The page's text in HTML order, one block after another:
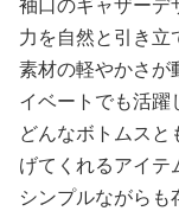
力を自然と引き立
素材の軽やかさが
イベートでも活躍
どんなボトムス
げてくれるアイテ
シンプルながら